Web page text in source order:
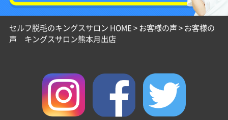
セルフ脱毛のキングスサロン HOME>お客様の声>お客様の
声 キングスサロン熊本月出店